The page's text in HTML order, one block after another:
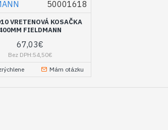
50001618
VRETENOVÁ KOSAČKA
FIELDMANN
67,03€
Bez DPH:54,50€
Mám otázku